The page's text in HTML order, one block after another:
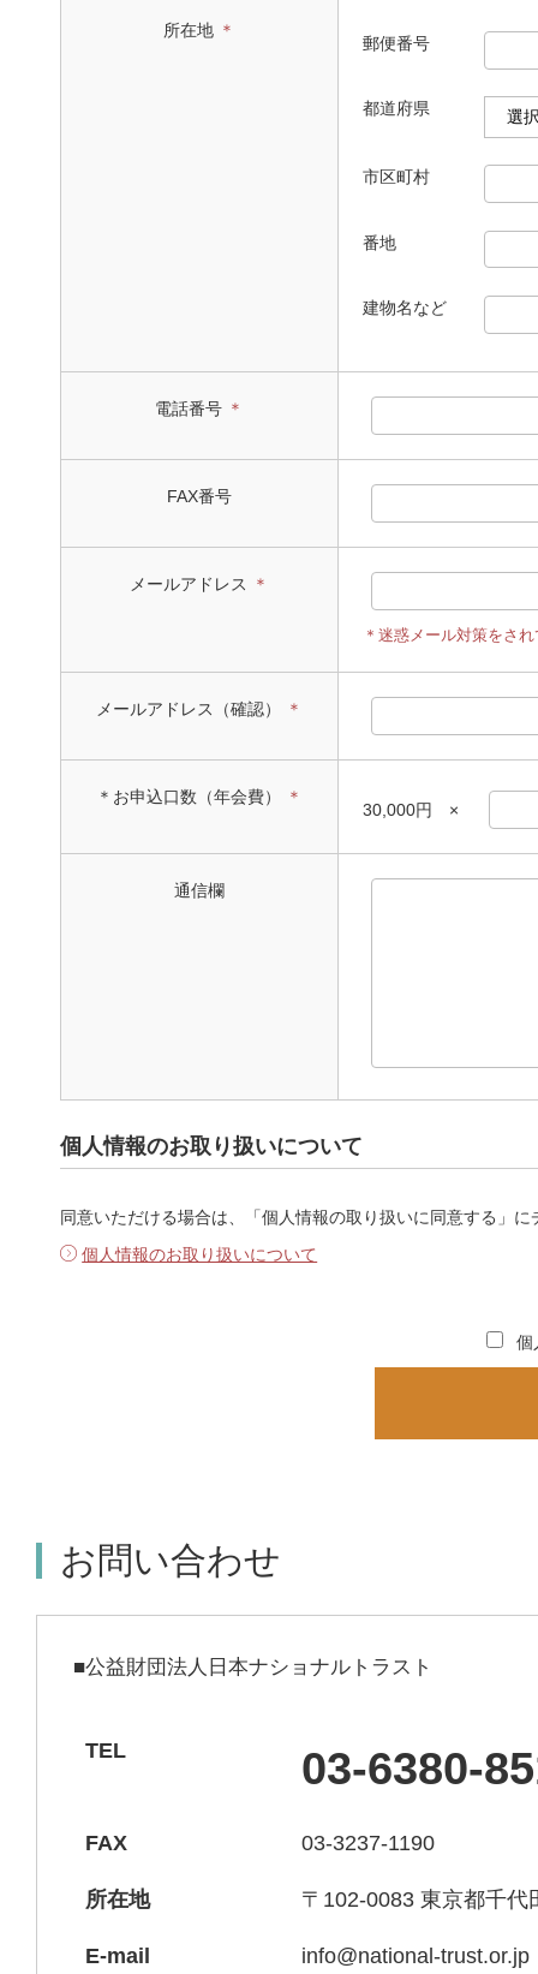
所在地 ＊
郵便番号
都道府県
市区町村
番地
建物名など
電話番号 ＊
FAX番号
メールアドレス ＊
＊迷惑メール対策をさ
メールアドレス（確認） ＊
＊お申込口数（年会費） ＊
30,000円 ×
通信欄
個人情報のお取り扱いについて
同意いただける場合は、「個人情報の取り扱いに同意する」
個人情報のお取り扱いについて
個
お問い合わせ
■公益財団法人日本ナショナルトラスト
TEL 03-6380-
FAX 03-3237-1190
所在地 〒102-0083 東京都千
E-mail info@national-trust.or.jp